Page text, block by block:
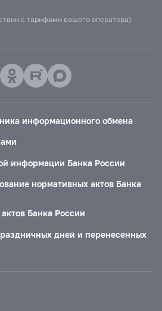
с тарифами вашего оператора)
информационного обмена
информации Банка России
нормативных актов Банка
Банка России
дней и перенесенных